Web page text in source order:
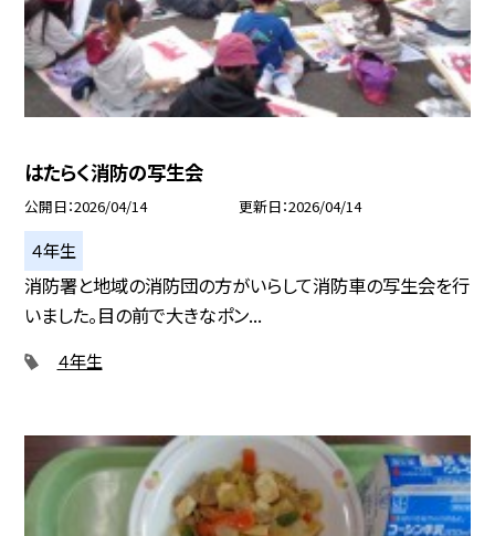
はたらく消防の写生会
公開日 2026/04/14 更新日 2026/04/14
４年生
消防署と地域の消防団の方がいらして消防車の写生会を行
いました。目の前で大きなポン...
４年生